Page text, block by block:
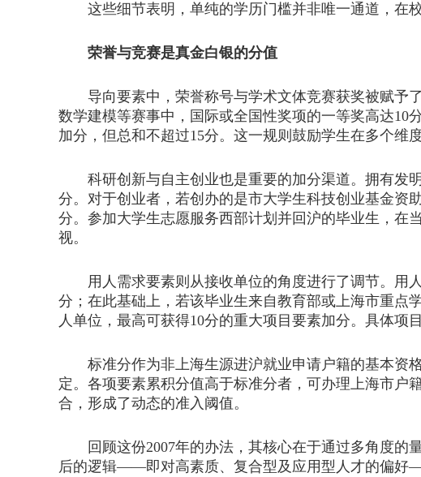
这些细节表明，单纯的学历门槛并非唯一通道，在校
荣誉与竞赛是真金白银的分值
导向要素中，荣誉称号与学术文体竞赛获奖被赋予了
数学建模等赛事中，国际或全国性奖项的一等奖高达10
加分，但总和不超过15分。这一规则鼓励学生在多个维
科研创新与自主创业也是重要的加分渠道。拥有发明
分。对于创业者，若创办的是市大学生科技创业基金资
分。参加大学生志愿服务西部计划并回沪的毕业生，在
视。
用人需求要素则从接收单位的角度进行了调节。用人
分；在此基础上，若该毕业生来自教育部或上海市重点
人单位，最高可获得10分的重大项目要素加分。具体项
标准分作为非上海生源进沪就业申请户籍的基本资格
定。各项要素累积分值高于标准分者，可办理上海市户
合，形成了动态的准入阈值。
回顾这份2007年的办法，其核心在于通过多角度的
后的逻辑——即对高素质、复合型及应用型人才的偏